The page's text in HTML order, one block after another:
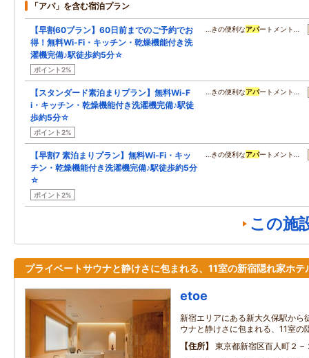
「アパ」を含む宿泊プラン
【早割60プラン】60日前までのご予約でお
得！無料Wi-Fi・キッチン・乾燥機能付き洗
濯機完備♪駅徒歩約5分☆
ポイント2%
…きの便利なアパートメント…
【スタンダード素泊まりプラン】無料Wi-F
i・キッチン・乾燥機能付き洗濯機完備♪駅徒
歩約5分☆
ポイント2%
…きの便利なアパートメント…
【早割7 素泊まりプラン】無料Wi-Fi・キッ
チン・乾燥機能付き洗濯機完備♪駅徒歩約5分
☆
ポイント2%
…きの便利なアパートメント…
この施
プライベートサウナと静けさに包まれる、11室の新宿隠れ家ホテ
etoe
新宿エリアにある新大久保駅から
ウナと静けさに包まれる、11室の
住所
東京都新宿区百人町２－